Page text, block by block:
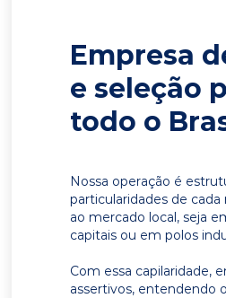
Empresa
e seleção
todo o
Nossa operação é
particularidades de
ao mercado local, seja
capitais ou em polos
Com essa capilaridade,
assertivos, entendendo